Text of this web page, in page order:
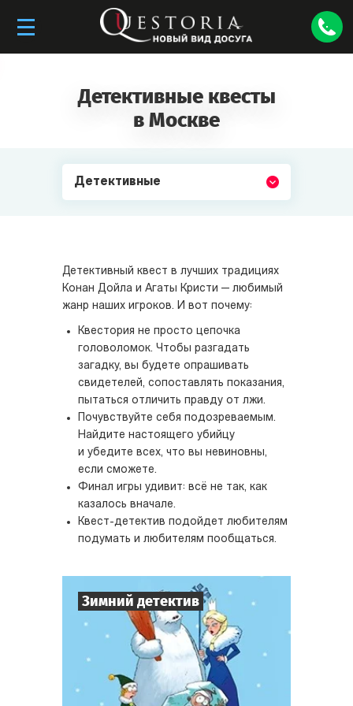
Детективные квесты
в Москве
Детективные
Детективный квест в лучших традициях
Конан Дойла и Агаты Кристи — любимый
жанр наших игроков. И вот почему:
Квестория не просто цепочка
головоломок. Чтобы разгадать
загадку, вы будете опрашивать
свидетелей, сопоставлять показания,
пытаться отличить правду от лжи.
Почувствуйте себя подозреваемым.
Найдите настоящего убийцу
и убедите всех, что вы невиновны,
если сможете.
Финал игры удивит: всё не так, как
казалось вначале.
Квест-детектив подойдет любителям
подумать и любителям пообщаться.
Зимний детектив
Игроков 10
Время игры 1-2 ч.